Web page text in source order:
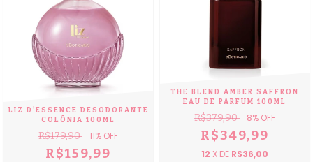
LIZ D’ESSENCE DESODORANTE
COLÔNIA 100ML
R$179,90 11% OFF
R$159,99
THE BLEND AMBER SAFFRON
EAU DE PARFUM 100ML
R$379,90 8% OFF
R$349,99
12 X DE R$36,00